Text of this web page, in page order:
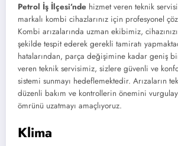
Petrol İş İlçesi’nde hizmet veren teknik
markalı kombi cihazlarınız için profesyonel
Kombi arızalarında uzman ekibimiz,
şekilde tespit ederek gerekli tamiratı
hatalarından, parça değişimine kadar geniş
veren teknik servisimiz, sizlere güvenli ve
sistemi sunmayı hedeflemektedir. Arızaların
düzenli bakım ve kontrollerin önemini
ömrünü uzatmayı amaçlıyoruz.
Klima